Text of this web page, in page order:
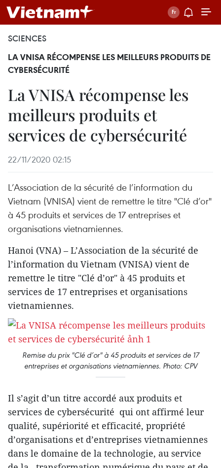
SCIENCES
LA VNISA RÉCOMPENSE LES MEILLEURS PRODUITS DE
CYBERSÉCURITÉ
La VNISA récompense les
meilleurs produits et
services de cybersécurité
22/11/2020 02:15
L’Association de la sécurité de l’information du
Vietnam (VNISA) vient de remettre le titre "Clé d’or"
à 45 produits et services de 17 entreprises et
organisations vietnamiennes.
Hanoi (VNA) – L’Association de la sécurité de
l’information du Vietnam (VNISA) vient de
remettre le titre "Clé d’or" à 45 produits et
services de 17 entreprises et organisations
vietnamiennes.
Remise du prix "Clé d’or" à 45 produits et services de 17
entreprises et organisations vietnamiennes. Photo: CPV
Il s’agit d’un titre accordé aux produits et
services de cybersécurité qui ont affirmé leur
qualité, supériorité et efficacité, propriété
d’organisations et d’entreprises vietnamiennes
dans le domaine de la technologie, au service